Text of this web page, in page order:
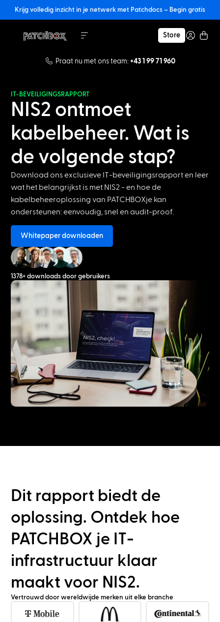
Krijg volledig inzicht in je netwerk met Patchdocs – Begin gratis
Store
Praat nu met ons team: +43 1 99 71 960
IT-BEVEILIGINGSRAPPORT
NIS2 ontmoet
kabelbeheer. Wat is
de volgende stap?
Download ons exclusieve IT-beveiligingsrapport en leer
wat het belangrijkst is met NIS2 - en hoe de
kabelbeheeroplossing van PATCHBOXje kan
ondersteunen: eenvoudig, snel en audit-proof.
Whitepaper downloaden
1378+ downloads door gebruikers
Dit rapport biedt de
oplossing. Ontdek hoe
PATCHBOX je IT-
infrastructuur klaar
maakt voor NIS2.
Vertrouwd door wereldwijde merken uit elke branche